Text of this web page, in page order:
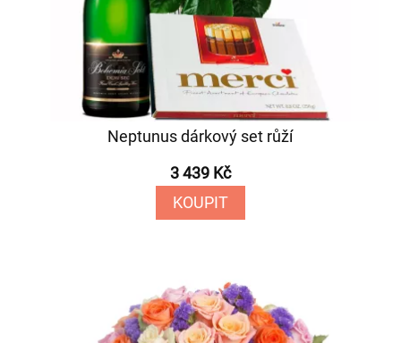
Neptunus dárkový set růží
3 439 Kč
KOUPIT